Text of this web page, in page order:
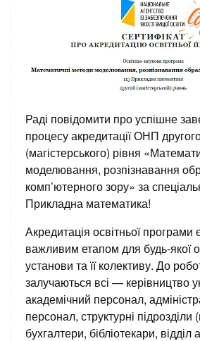
Раді повідомити про успішне
процесу акредитації ОНП
(магістерського) рівня
моделювання, розпізнавання
комп’ютерного зору» за
Прикладна математика!
Акредитація освітньої програми
важливим етапом для будь-якої
установи та її колективу. До
залучаються всі — керівництво
академічний персонал,
персонал, структурні підрозділи
бухгалтери, бібліотекари, відділ